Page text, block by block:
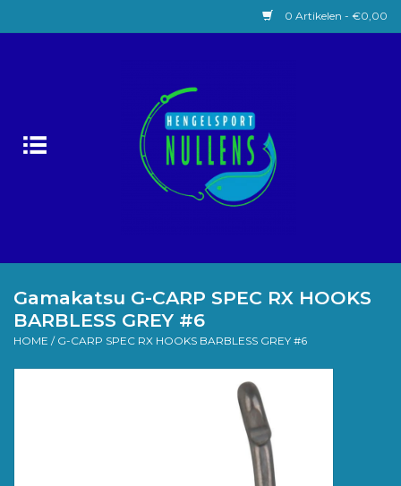
0 Artikelen - €0,00
Forelvissen
Gamakatsu G-CARP SPEC RX HOOKS
BARBLESS GREY #6
HOME / G-CARP SPEC RX HOOKS BARBLESS GREY #6